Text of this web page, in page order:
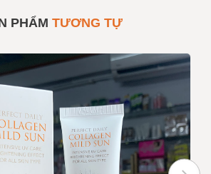
PHẨM TƯƠNG TỰ